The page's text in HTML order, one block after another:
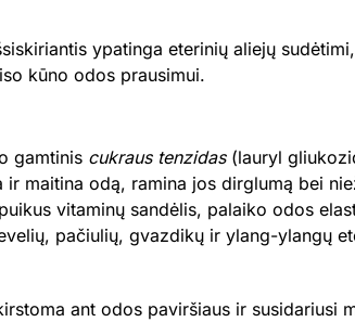
ypatinga eterinių aliejų
kūno odos prausimui.
gamtinis cukraus tenzidas(lauryl
maitina odą, ramina jos dirglumą bei
vitaminų sandėlis, palaiko odos
pačiulių, gvazdikų ir ylang-ylangų
ant odos paviršiaus ir susidariusi